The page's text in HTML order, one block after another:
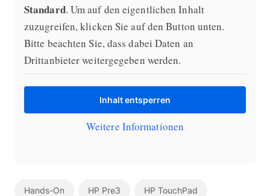
Standard. Um auf den eigentlichen Inhalt
zuzugreifen, klicken Sie auf den Button unten.
Bitte beachten Sie, dass dabei Daten an
Drittanbieter weitergegeben werden.
Inhalt entsperren
Weitere Informationen
Hands-On HP Pre3 HP TouchPad